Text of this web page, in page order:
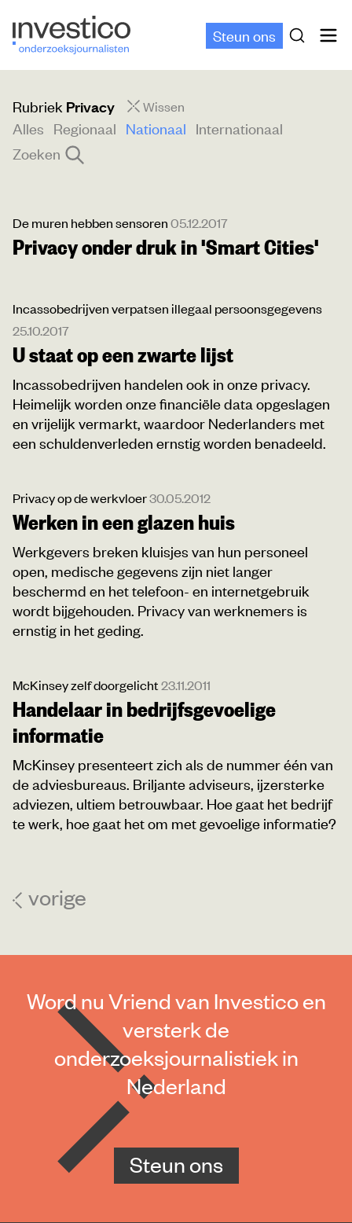
Steun ons
Rubriek Privacy Wissen
Alles Regionaal Nationaal Internationaal
Zoeken
De muren hebben sensoren05.12.2017
Privacy onder druk in 'Smart Cities'
Incassobedrijven verpatsen illegaal persoonsgegevens
25.10.2017
U staat op een zwarte lijst
Incassobedrijven handelen ook in onze privacy.
Heimelijk worden onze financiële data opgeslagen
en vrijelijk vermarkt, waardoor Nederlanders met
een schuldenverleden ernstig worden benadeeld.
Privacy op de werkvloer30.05.2012
Werken in een glazen huis
Werkgevers breken kluisjes van hun personeel
open, medische gegevens zijn niet langer
beschermd en het telefoon- en internetgebruik
wordt bijgehouden. Privacy van werknemers is
ernstig in het geding.
McKinsey zelf doorgelicht23.11.2011
Handelaar in bedrijfsgevoelige
informatie
McKinsey presenteert zich als de nummer één van
de adviesbureaus. Briljante adviseurs, ijzersterke
adviezen, ultiem betrouwbaar. Hoe gaat het bedrijf
te werk, hoe gaat het om met gevoelige informatie?
vorige
Word nu Vriend van Investico en
versterk de
onderzoeksjournalistiek in
Nederland
Steun ons